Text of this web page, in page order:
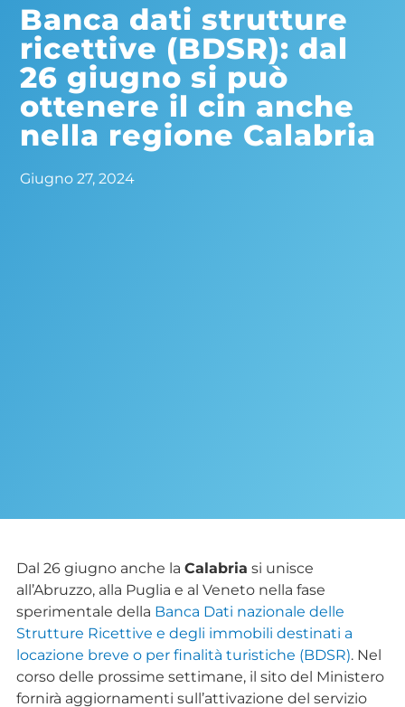
Banca dati strutture
ricettive (BDSR): dal
26 giugno si può
ottenere il cin anche
nella regione Calabria
Giugno 27, 2024
Dal 26 giugno anche la Calabria si unisce
all’Abruzzo, alla Puglia e al Veneto nella fase
sperimentale della Banca Dati nazionale delle
Strutture Ricettive e degli immobili destinati a
locazione breve o per finalità turistiche (BDSR). Nel
corso delle prossime settimane, il sito del Ministero
fornirà aggiornamenti sull’attivazione del servizio